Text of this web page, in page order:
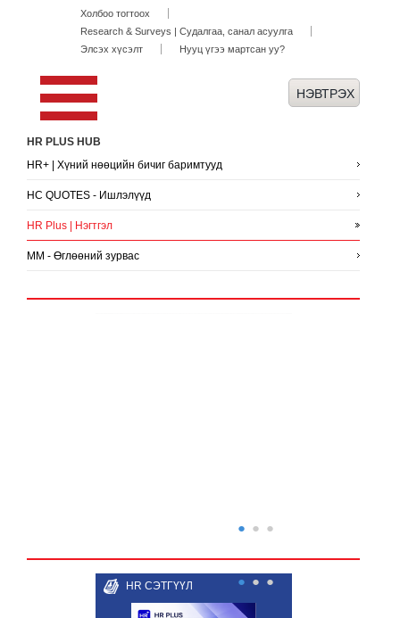
Холбоо тогтоох
Research & Surveys | Судалгаа, санал асуулга
Элсэх хүсэлт
Нууц үгээ мартсан уу?
HR PLUS HUB
HR+ | Хүний нөөцийн бичиг баримтууд
HC QUOTES - Ишлэлүүд
HR Plus | Нэгтгэл
MM - Өглөөний зурвас
● ● ●
HR СЭТГҮҮЛ ● ● ●